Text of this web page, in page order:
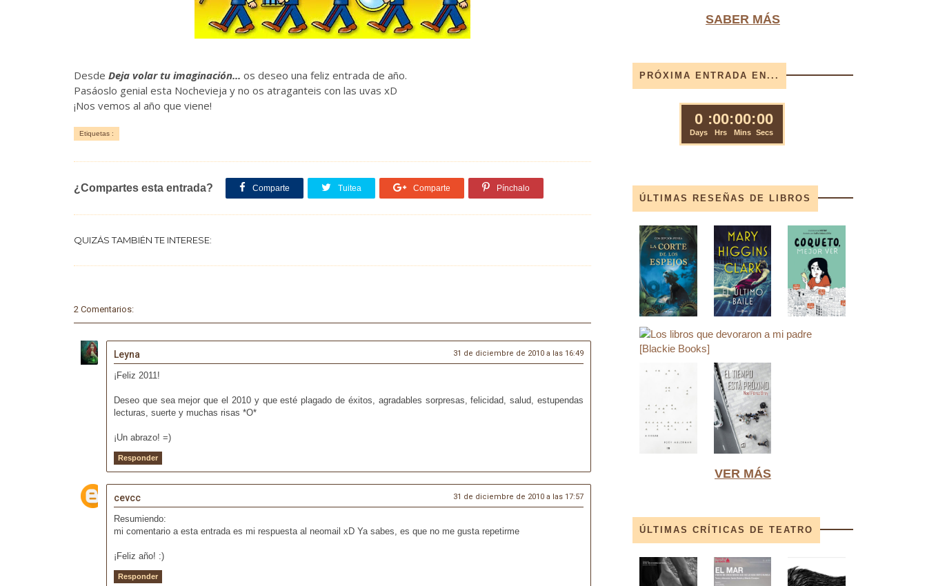
Desde Deja volar tu imaginación... os deseo una feliz entrada de año.
Pasáoslo genial esta Nochevieja y no os atraganteis con las uvas xD
¡Nos vemos al año que viene!
Etiquetas :
¿Compartes esta entrada? Comparte Tuitea Comparte Pínchalo
QUIZÁS TAMBIÉN TE INTERESE:
2 Comentarios:
Leyna 31 de diciembre de 2010 a las 16:49
¡Feliz 2011!
Deseo que sea mejor que el 2010 y que esté plagado de éxitos, agradables sorpresas, felicidad, salud, estupendas
lecturas, suerte y muchas risas *O*
¡Un abrazo! =)
Responder
cevcc 31 de diciembre de 2010 a las 17:57
Resumiendo:
mi comentario a esta entrada es mi respuesta al neomail xD Ya sabes, es que no me gusta repetirme
¡Feliz año! :)
Responder
SABER MÁS
PRÓXIMA ENTRADA EN...
ÚLTIMAS RESEÑAS DE LIBROS
VER MÁS
ÚLTIMAS CRÍTICAS DE TEATRO